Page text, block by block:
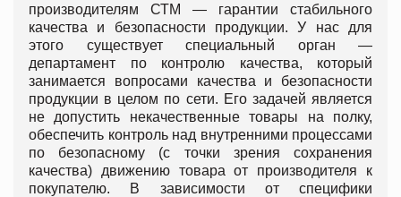
производителям СТМ — гарантии стабильного
качества и безопасности продукции. У нас для
этого существует специальный орган —
департамент по контролю качества, который
занимается вопросами качества и безопасности
продукции в целом по сети. Его задачей является
не допустить некачественные товары на полку,
обеспечить контроль над внутренними процессами
по безопасному (с точки зрения сохранения
качества) движению товара от производителя к
покупателю. В зависимости от специфики